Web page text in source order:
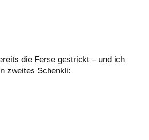
die Ferse gestrickt – und ich
zweites Schenkli: